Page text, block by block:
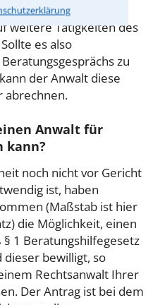
§ 34 Absatz 2 RVG
weitere Tätigkeiten des
es also
zu
der Anwalt diese
abrechnen.
Anwalt für
kann?
noch nicht vor Gericht
ist, haben
(Maßstab ist hier
die Möglichkeit, einen
1 Beratungshilfegesetz
dieser bewilligt, so
Rechtsanwalt Ihrer
Der Antrag ist bei dem